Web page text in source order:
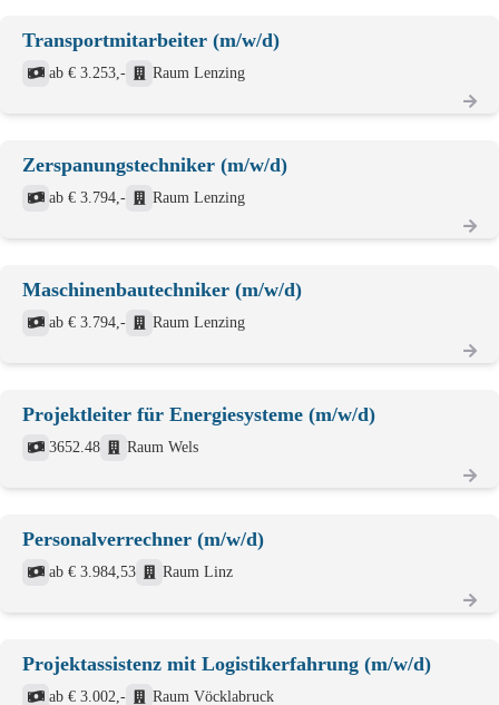
Transportmitarbeiter (m/w/d)
ab € 3.253,- Raum Lenzing
Zerspanungstechniker (m/w/d)
ab € 3.794,- Raum Lenzing
Maschinenbautechniker (m/w/d)
ab € 3.794,- Raum Lenzing
Projektleiter für Energiesysteme (m/w/d)
3652.48 Raum Wels
Personalverrechner (m/w/d)
ab € 3.984,53 Raum Linz
Projektassistenz mit Logistikerfahrung (m/w/d)
ab € 3.002,- Raum Vöcklabruck